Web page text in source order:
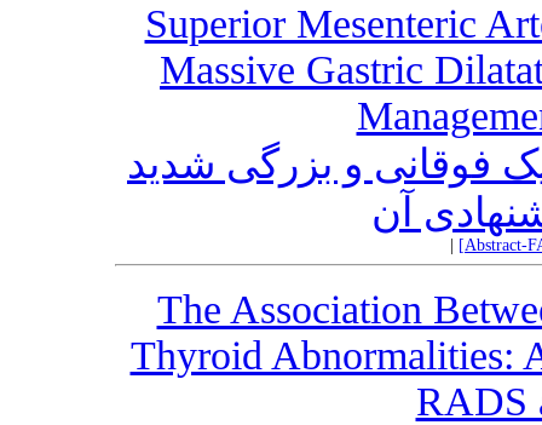
Superior Mesenteric
Massive Gastric
فوقانی و بزرگی شدید
آن
[Abstract-
The Association
Thyroid Abnormalities:
RADS